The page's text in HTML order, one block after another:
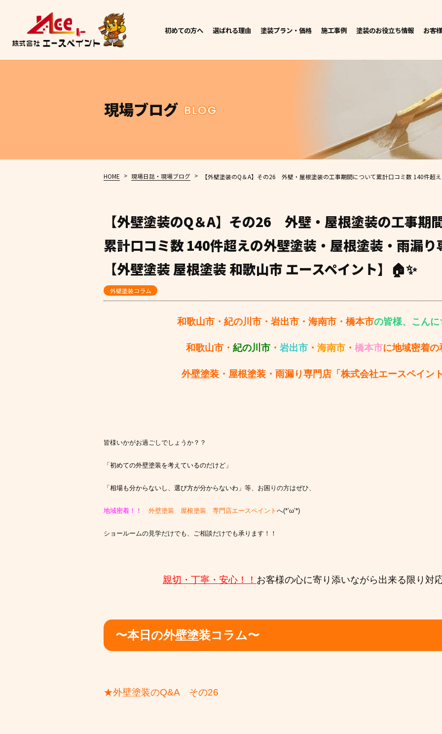
初めての方へ 選ばれる理由 塗装プラン・価格 施工事例 塗装のお役立ち情報 お客
現場ブログ BLOG
HOME > 現場日誌・現場ブログ > 【外壁塗装のQ＆A】その26 外壁・屋根塗装の工事期間について累計口コミ数 140件超
【外壁塗装のQ＆A】その26 外壁・屋根塗装の工事期
累計口コミ数 140件超えの外壁塗装・屋根塗装・雨漏り
【外壁塗装 屋根塗装 和歌山市 エースペイント】🏠✨
外壁塗装コラム
和歌山市・紀の川市・岩出市・海南市・橋本市の皆様、こんに
和歌山市・紀の川市 ・岩出市 ・海南市 ・橋本市に地域密着の
外壁塗装・屋根塗装・雨漏り専門店「株式会社エースペイン
皆様いかがお過ごしでしょうか？？
「初めての外壁塗装を考えているのだけど」
「相場も分からないし、選び方が分からないわ」 等、お困りの方はぜひ、
地域密着！！ 外壁塗装 屋根塗装 専門店エースペイント へ(*’ω’*)
ショールームの見学だけでも、ご相談だけでも承ります！！
親切・丁寧・安心！！ お客様の心に寄り添いながら出来る限り対
〜本日の外壁塗装コラム〜
★外壁塗装のQ&A その26